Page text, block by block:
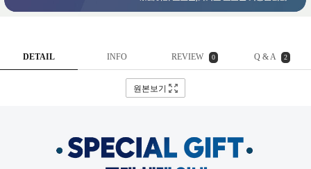
DETAIL INFO REVIEW 0 Q & A 2
원본보기